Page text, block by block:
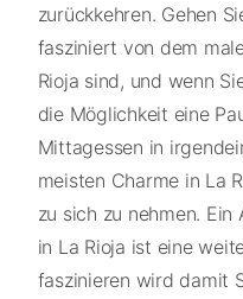
zurückkehren. Gehen
fasziniert von dem
Rioja sind, und wenn
die Möglichkeit eine
Mittagessen in
meisten Charme in La
zu sich zu nehmen.
in La Rioja ist eine
faszinieren wird damit